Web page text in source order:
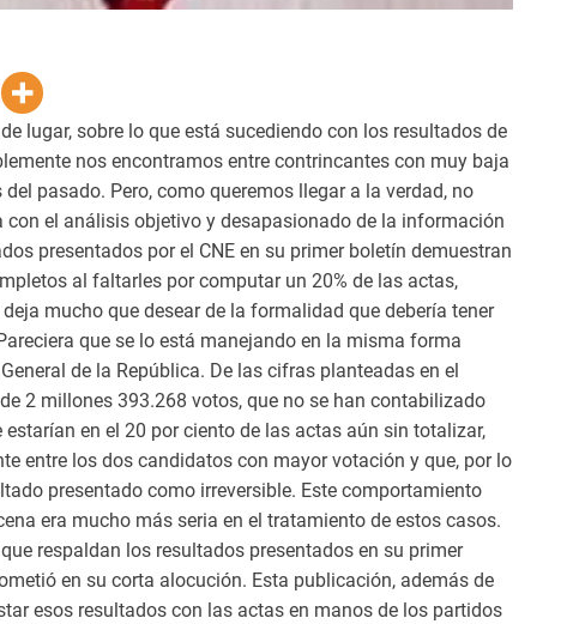
lugar, sobre lo que está sucediendo con los resultados de
nos encontramos entre contrincantes con muy baja
pasado. Pero, como queremos llegar a la verdad, no
el análisis objetivo y desapasionado de la información
presentados por el CNE en su primer boletín demuestran
al faltarles por computar un 20% de las actas,
mucho que desear de la formalidad que debería tener
que se lo está manejando en la misma forma
de la República. De las cifras planteadas en el
2 millones 393.268 votos, que no se han contabilizado
en el 20 por ciento de las actas aún sin totalizar,
entre los dos candidatos con mayor votación y que, por lo
presentado como irreversible. Este comportamiento
era mucho más seria en el tratamiento de estos casos.
respaldan los resultados presentados en su primer
en su corta alocución. Esta publicación, además de
esos resultados con las actas en manos de los partidos